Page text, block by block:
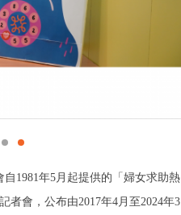
自1981年5月起提供的「婦女求助熱
者會，公布由2017年4月至2024年3